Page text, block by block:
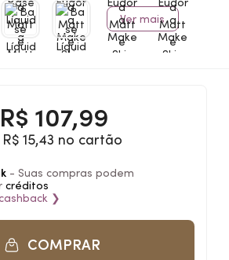
Ver mais
R$ 107,99
R$ 15,43 no cartão
- Suas compras podem
créditos
❯
COMPRAR